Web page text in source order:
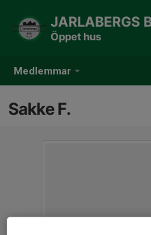
Medlemmar
JARLABERGS
Öppet hus
Sakke F.